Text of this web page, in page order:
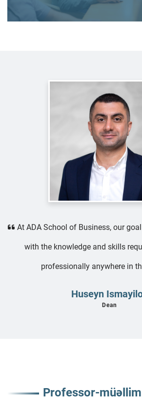
At ADA School of Business, our
with the knowledge and skills
professionally anywhere in
Huseyn
Dean
Professor-